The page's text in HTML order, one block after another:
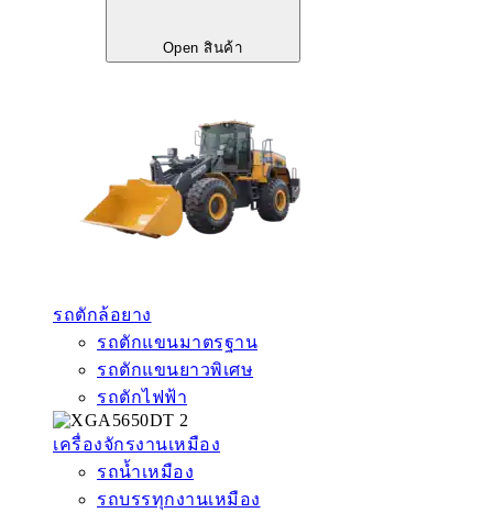
Open สินค้า
รถตักล้อยาง
รถตักแขนมาตรฐาน
รถตักแขนยาวพิเศษ
รถตักไฟฟ้า
เครื่องจักรงานเหมือง
รถน้ำเหมือง
รถบรรทุกงานเหมือง